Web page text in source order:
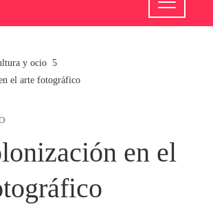
y ocio
el arte fotográfico
en el